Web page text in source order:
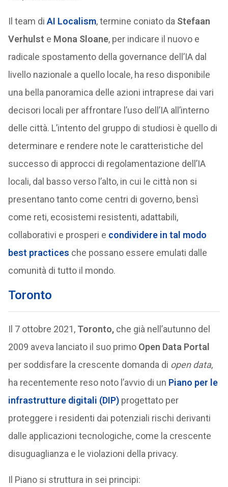
Il team di AI Localism, termine coniato da Stefaan
Verhulst e Mona Sloane, per indicare il nuovo e
radicale spostamento della governance dell’IA dal
livello nazionale a quello locale, ha reso disponibile
una bella panoramica delle azioni intraprese dai vari
decisori locali per affrontare l’uso dell’IA all’interno
delle città. L’intento del gruppo di studiosi è quello di
determinare e rendere note le caratteristiche del
successo di approcci di regolamentazione dell’IA
locali, dal basso verso l’alto, in cui le città non si
presentano tanto come centri di governo, bensì
come reti, ecosistemi resistenti, adattabili,
collaborativi e prosperi e condividere in tal modo
best practices che possano essere emulati dalle
comunità di tutto il mondo.
Toronto
Il 7 ottobre 2021, Toronto, che già nell’autunno del
2009 aveva lanciato il suo primo Open Data Portal
per soddisfare la crescente domanda di open data,
ha recentemente reso noto l’avvio di un Piano per le
infrastrutture digitali (DIP) progettato per
proteggere i residenti dai potenziali rischi derivanti
dalle applicazioni tecnologiche, come la crescente
disuguaglianza e le violazioni della privacy.
Il Piano si struttura in sei principi: